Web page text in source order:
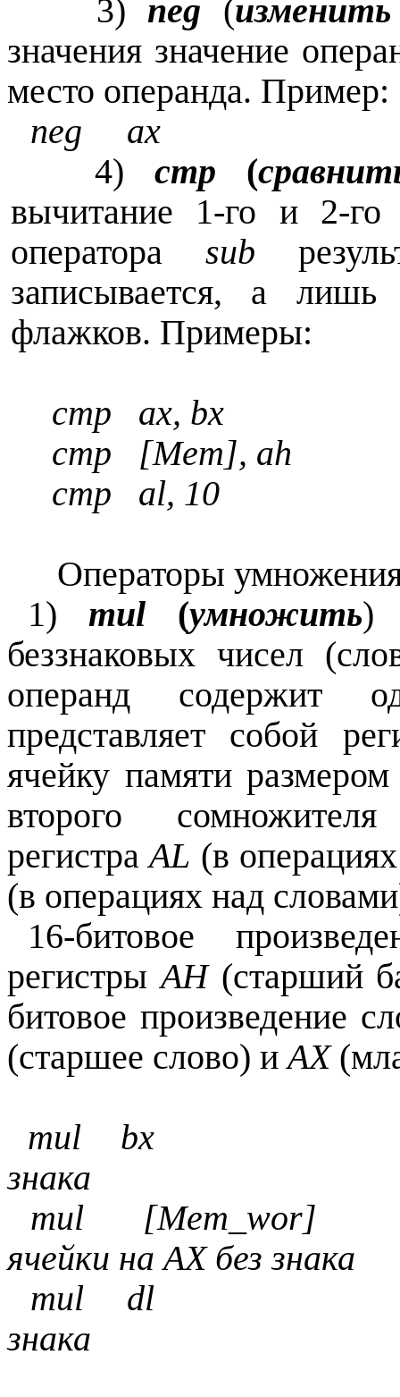
3) neg (изменить
значения значение
место операнда. Пример:
neg ax ;
4) cmp (
вычитание 1-го и 2-
оператора sub
записывается, а лишь
флажков. Примеры:
cmp ax, bx ;
cmp [Mem], ah
cmp al, 10 ;
Операторы
1) mul (умножить)
беззнаковых чисел
операнд содержит
представляет собой
ячейку памяти
второго
регистраAL (в
(в операциях над
16-битовое
регистрыAH(старший
битовое произведение
(старшее слово) иAX
mul bx ;
знака
mul [Mem_wor]
ячейки на AX без знака
mul dl ;
знака